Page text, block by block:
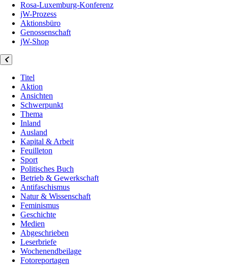
Rosa-Luxemburg-Konferenz
jW-Prozess
Aktionsbüro
Genossenschaft
jW-Shop
Titel
Aktion
Ansichten
Schwerpunkt
Thema
Inland
Ausland
Kapital & Arbeit
Feuilleton
Sport
Politisches Buch
Betrieb & Gewerkschaft
Antifaschismus
Natur & Wissenschaft
Feminismus
Geschichte
Medien
Abgeschrieben
Leserbriefe
Wochenendbeilage
Fotoreportagen